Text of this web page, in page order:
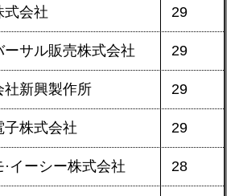
式会社 29
ーサル販売株式会社 29
社新興製作所 29
子株式会社 29
·イーシー株式会社 28